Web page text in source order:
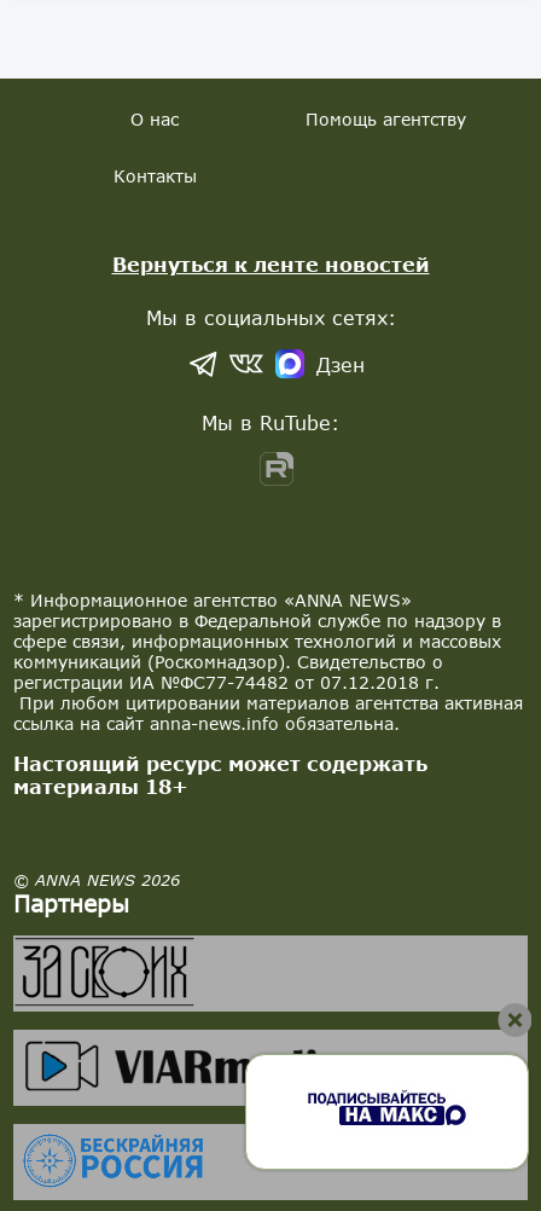
* Информационное агентство «ANNA NEWS»
зарегистрировано в Федеральной службе по надзору в
сфере связи, информационных технологий и массовых
коммуникаций (Роскомнадзор). Свидетельство о
регистрации ИА №ФС77-74482 от 07.12.2018 г.
При любом цитировании материалов агентства активная
ссылка на сайт anna-news.info обязательна.
Настоящий ресурс может содержать
материалы 18+
© ANNA NEWS 2026
Партнеры
О нас Помощь агентству
Контакты
Вернуться к ленте новостей
Мы в социальных сетях:
Дзен
Мы в RuTube: